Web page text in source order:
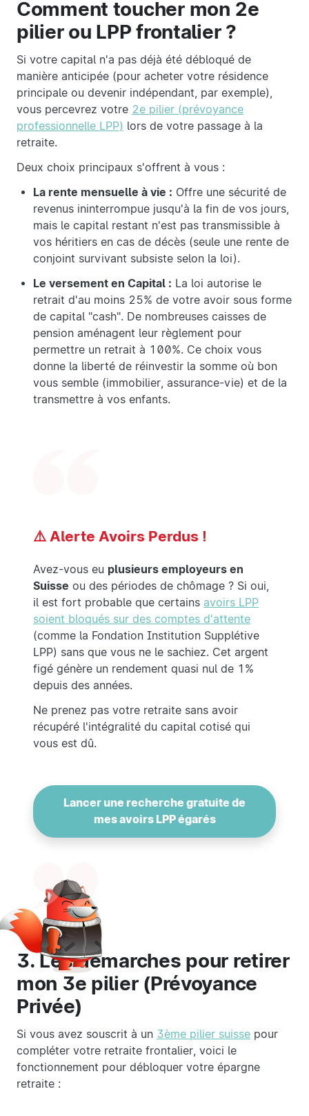
Comment toucher mon 2e
pilier ou LPP frontalier ?
Si votre capital n'a pas déjà été débloqué de
manière anticipée (pour acheter votre résidence
principale ou devenir indépendant, par exemple),
vous percevrez votre 2e pilier (prévoyance
professionnelle LPP) lors de votre passage à la
retraite.
Deux choix principaux s'offrent à vous :
La rente mensuelle à vie : Offre une sécurité de
revenus ininterrompue jusqu'à la fin de vos jours,
mais le capital restant n'est pas transmissible à
vos héritiers en cas de décès (seule une rente de
conjoint survivant subsiste selon la loi).
Le versement en Capital : La loi autorise le
retrait d'au moins 25% de votre avoir sous forme
de capital "cash". De nombreuses caisses de
pension aménagent leur règlement pour
permettre un retrait à 100%. Ce choix vous
donne la liberté de réinvestir la somme où bon
vous semble (immobilier, assurance-vie) et de la
transmettre à vos enfants.
⚠️ Alerte Avoirs Perdus !
Avez-vous eu plusieurs employeurs en
Suisse ou des périodes de chômage ? Si oui,
il est fort probable que certains avoirs LPP
soient bloqués sur des comptes d'attente
(comme la Fondation Institution Supplétive
LPP) sans que vous ne le sachiez. Cet argent
figé génère un rendement quasi nul de 1%
depuis des années.
Ne prenez pas votre retraite sans avoir
récupéré l'intégralité du capital cotisé qui
vous est dû.
Lancer une recherche gratuite de
mes avoirs LPP égarés
3. Les démarches pour retirer
mon 3e pilier (Prévoyance
Privée)
Si vous avez souscrit à un 3ème pilier suisse pour
compléter votre retraite frontalier, voici le
fonctionnement pour débloquer votre épargne
retraite :